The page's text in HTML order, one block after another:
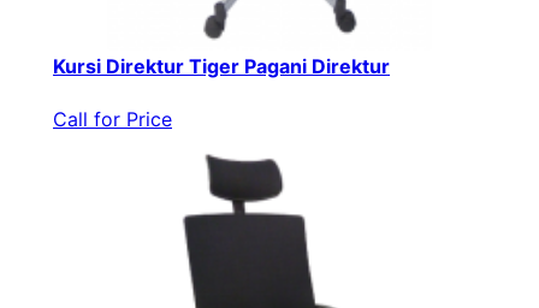
Kursi Direktur Tiger Pagani Direktur
Call for Price